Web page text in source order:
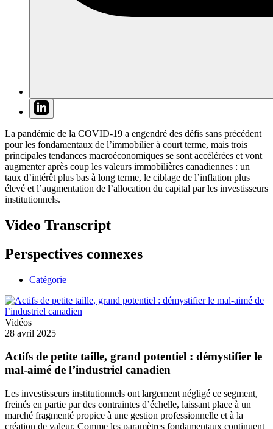
La pandémie de la COVID-19 a engendré des défis sans précédent
pour les fondamentaux de l’immobilier à court terme, mais trois
principales tendances macroéconomiques se sont accélérées et vont
augmenter après coup les valeurs immobilières canadiennes : un
taux d’intérêt plus bas à long terme, le ciblage de l’inflation plus
élevé et l’augmentation de l’allocation du capital par les investisseurs
institutionnels.
Video Transcript
Perspectives connexes
Catégorie
Vidéos
28 avril 2025
Actifs de petite taille, grand potentiel : démystifier le
mal‑aimé de l’industriel canadien
Les investisseurs institutionnels ont largement négligé ce segment,
freinés en partie par des contraintes d’échelle, laissant place à un
marché fragmenté propice à une gestion professionnelle et à la
création de valeur. Comme les paramètres fondamentaux continuent